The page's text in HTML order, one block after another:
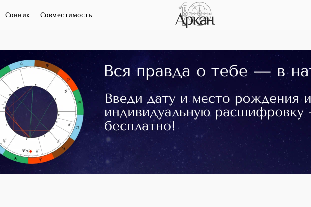
Сонник Совместимость